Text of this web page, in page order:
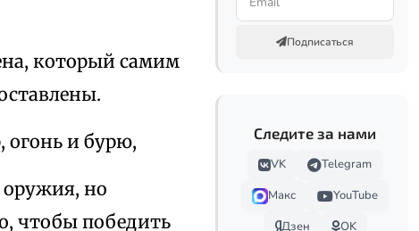
который самим
огонь и бурю,
оружия, но
чтобы победить
Подписаться
Следите за нами
VK
Telegram
Макс
YouTube
Дзен
OK